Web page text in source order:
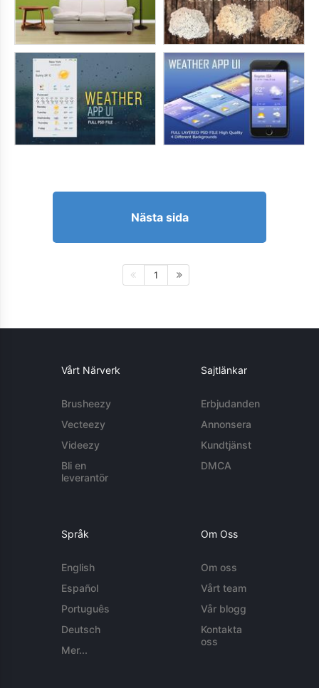
Nästa sida
1
Vårt Närverk
Brusheezy
Vecteezy
Videezy
Bli en
leverantör
Sajtlänkar
Erbjudanden
Annonsera
Kundtjänst
DMCA
Språk
English
Español
Português
Deutsch
Mer...
Om Oss
Om oss
Vårt team
Vår blogg
Kontakta
oss